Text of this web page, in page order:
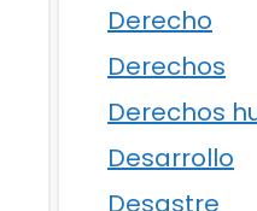
Derecho
Derechos
Derechos
Desarrollo
Desastre